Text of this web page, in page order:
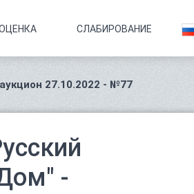
СЛАБИРОВАНИЕ
27.10.2022 - №77
-